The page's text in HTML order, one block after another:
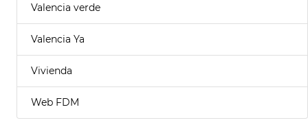
Valencia verde
Valencia Ya
Vivienda
Web FDM